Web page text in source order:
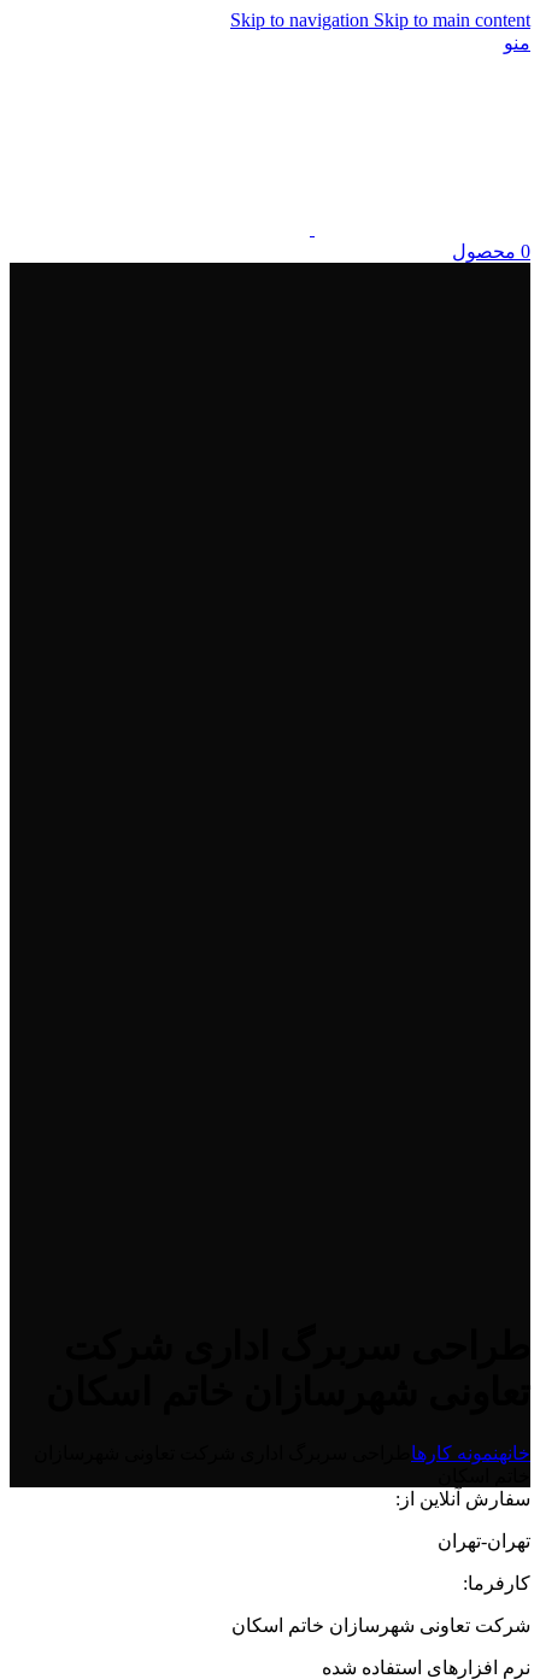
Skip to navigation Skip to main content
منو
0 محصول
خانهنمونه کارها
سفارش آنلاین از:
تهران-تهران
کارفرما:
شرکت تعاونی شهرسازان خاتم اسکان
نرم افزارهای استفاده شده